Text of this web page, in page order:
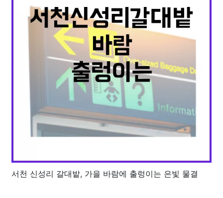
서천 신성리 갈대밭, 가을 바람에 출렁이는 은빛 물결